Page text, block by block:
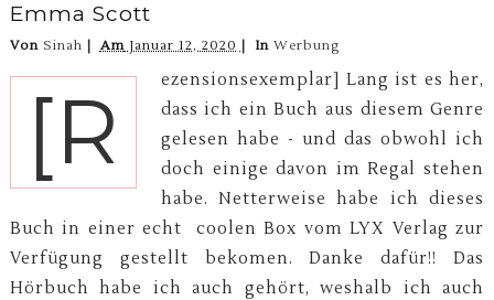
Emma Scott
Von Sinah AmJanuar 12, 2020 In Werbung
[R
ezensionsexemplar] Lang ist es her,
dass ich ein Buch aus diesem Genre
gelesen habe - und das obwohl ich
doch einige davon im Regal stehen
habe. Netterweise habe ich dieses
Buch in einer echt coolen Box vom LYX Verlag zur
Verfügung gestellt bekomen. Danke dafür!! Das
Hörbuch habe ich auch gehört, weshalb ich auch